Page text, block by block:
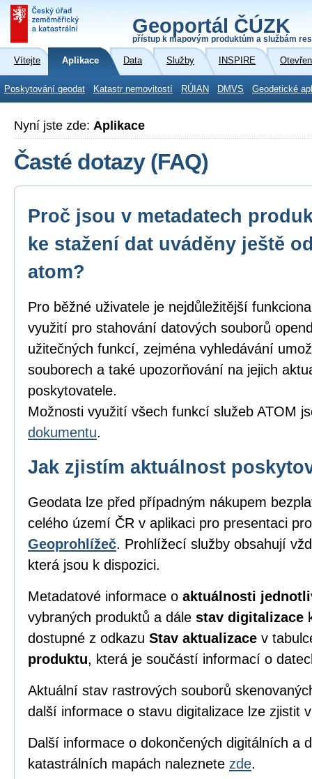
Geoportál ČÚZK
přístup k mapovým produktům a službám
Vítejte Aplikace Data Služby INSPIRE
Poskytování geodat Katastr nemovitostí RÚIAN DMVS Geodetické
Nyní jste zde: Aplikace
Časté dotazy (FAQ)
Proč jsou v metadatech
ke stažení dat uváděny ještě
atom?
Pro běžné uživatele je nejdůležitější
využití pro stahování datových souborů
užitečných funkcí, zejména vyhledávání
souborech a také upozorňování na jejich
poskytovatele.
Možnosti využití všech funkcí služeb ATOM
dokumentu.
Jak zjistím aktuálnost
Geodata lze před případným nákupem
celého území ČR v aplikaci pro presentaci
Geoprohlížeč. Prohlížecí služby obsahují
která jsou k dispozici.
Metadatové informace o aktuálnosti
vybraných produktů a dále stav digitalizace
dostupné z odkazu Stav aktualizace v
produktu, která je součástí informací o
Aktuální stav rastrových souborů
další informace o stavu digitalizace lze zjistit
Další informace o dokončených digitálních a
katastrálních mapách naleznete zde.